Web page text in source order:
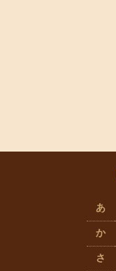
あ
か
さ